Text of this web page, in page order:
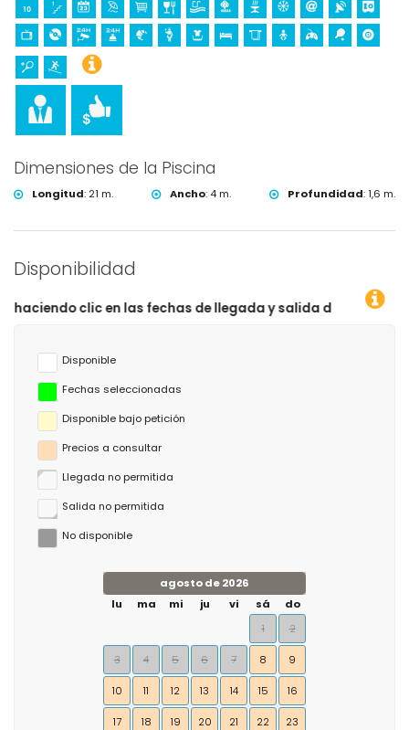
Dimensiones de la Piscina
Longitud: 21 m. Ancho: 4 m. Profundidad:1,6 m.
Disponibilidad
en las fechas de llegada y salida deseadas!
Disponible
Fechas seleccionadas
Disponible bajo petición
Precios a consultar
Llegada no permitida
Salida no permitida
No disponible
agosto de 2026
lu
ma mi ju vi sá
do
1
2
3 4 5 6 7 8 9
10 11 12 13 14 15 16
17 18 19 20 21 22 23